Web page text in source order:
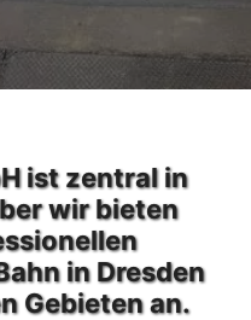
ist zentral in
wir bieten
in Dresden
Gebieten an.